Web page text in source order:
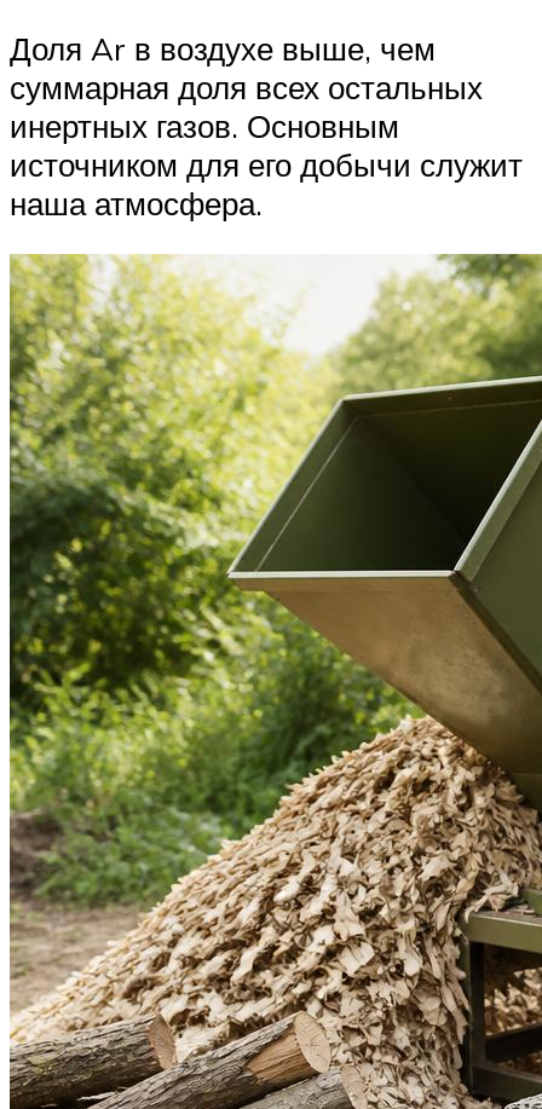
Доля Ar в воздухе выше, чем
суммарная доля всех остальных
инертных газов. Основным
источником для его добычи служит
наша атмосфера.